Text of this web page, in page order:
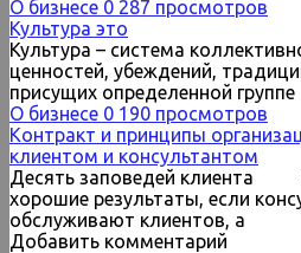
О бизнесе 0 287 просмотров
Культура это
Культура – система
ценностей, убеждений,
присущих определенной группе
О бизнесе 0 190 просмотров
Контракт и принципы
клиентом и консультантом
Десять заповедей клиента
хорошие результаты, если
обслуживают клиентов, а
Добавить комментарий